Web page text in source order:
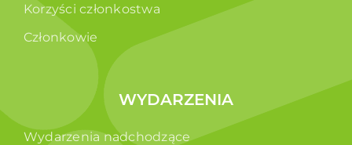
Korzyści członkostwa
Członkowie
WYDARZENIA
Wydarzenia nadchodzące